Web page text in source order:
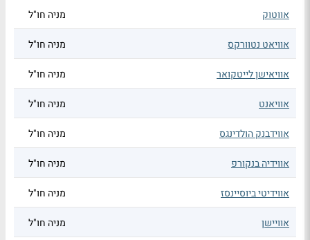
אווטוק מניה חו"ל
אוויאט נטוורקס מניה חו"ל
אוויאישן לייטקואר מניה חו"ל
אוויאנט מניה חו"ל
אווידבנק הולדינגס מניה חו"ל
אווידיה בנקורפ מניה חו"ל
אווידיטי ביוסיינסז מניה חו"ל
אוויישן מניה חו"ל